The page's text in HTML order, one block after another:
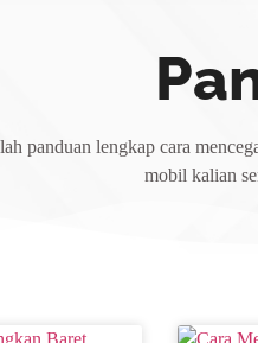
panduan lengkap cara
mobil kalian